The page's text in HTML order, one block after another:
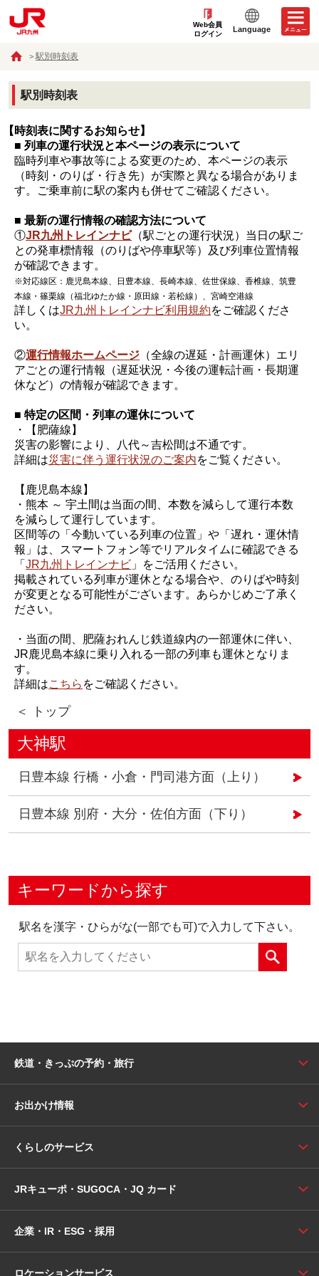
Web会員
ログイン
Language
駅別時刻表
駅別時刻表
【時刻表に関するお知らせ】
■ 列車の運行状況と本ページの表示について
臨時列車や事故等による変更のため、本ページの表示
（時刻・のりば・行き先）が実際と異なる場合がありま
す。ご乗車前に駅の案内も併せてご確認ください。
■ 最新の運行情報の確認方法について
①JR九州トレインナビ（駅ごとの運行状況）当日の駅ご
との発車標情報（のりばや停車駅等）及び列車位置情報
が確認できます。
※対応線区：鹿児島本線、日豊本線、長崎本線、佐世保線、香椎線、筑豊
本線・篠栗線（福北ゆたか線・原田線・若松線）、宮崎空港線
詳しくはJR九州トレインナビ利用規約をご確認くださ
い。
②運行情報ホームページ （全線の遅延・計画運休）エリ
アごとの運行情報（遅延状況・今後の運転計画・長期運
休など）の情報が確認できます。
■ 特定の区間・列車の運休について
・【肥薩線】
災害の影響により、八代～吉松間は不通です。
詳細は災害に伴う運行状況のご案内をご覧ください。
【鹿児島本線】
・熊本 ～ 宇土間は当面の間、本数を減らして運行本数
を減らして運行しています。
区間等の「今動いている列車の位置」や「遅れ・運休情
報」は、スマートフォン等でリアルタイムに確認できる
「JR九州トレインナビ 」をご活用ください。
掲載されている列車が運休となる場合や、のりばや時刻
が変更となる可能性がございます。あらかじめご了承く
ださい。
・当面の間、肥薩おれんじ鉄道線内の一部運休に伴い、
JR鹿児島本線に乗り入れる一部の列車も運休となりま
す。
詳細はこちら をご確認ください。
＜ トップ
大神駅
日豊本線 行橋・小倉・門司港方面（上り）
日豊本線 別府・大分・佐伯方面（下り）
キーワードから探す
駅名を漢字・ひらがな(一部でも可)で入力して下さい。
鉄道・きっぷの予約・旅行
お出かけ情報
くらしのサービス
JRキューポ・SUGOCA・JQ カード
企業・IR・ESG・採用
ロケーションサービス